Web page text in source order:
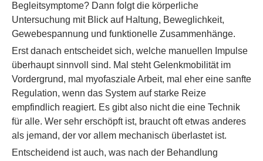
Begleitsymptome? Dann folgt die körperliche
Untersuchung mit Blick auf Haltung, Beweglichkeit,
Gewebespannung und funktionelle Zusammenhänge.
Erst danach entscheidet sich, welche manuellen Impulse
überhaupt sinnvoll sind. Mal steht Gelenkmobilität im
Vordergrund, mal myofasziale Arbeit, mal eher eine sanfte
Regulation, wenn das System auf starke Reize
empfindlich reagiert. Es gibt also nicht die eine Technik
für alle. Wer sehr erschöpft ist, braucht oft etwas anderes
als jemand, der vor allem mechanisch überlastet ist.
Entscheidend ist auch, was nach der Behandlung